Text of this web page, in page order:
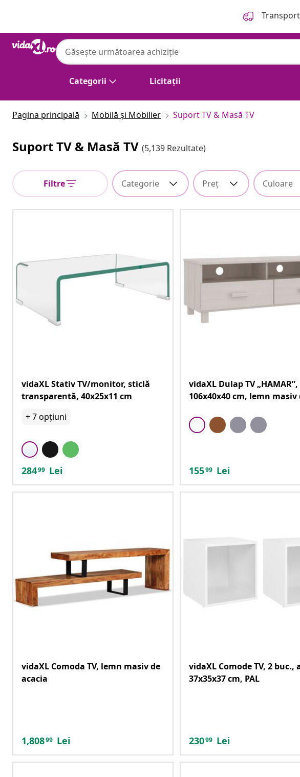
Categorii Licitații
Pagina principală Mobilă și Mobilier Suport TV & Masă TV
Suport TV & Masă TV (5,139 Rezultate)
Filtre Categorie Preț Culoare
vidaXL Stativ TV/monitor, sticlă
transparentă, 40x25x11 cm
+7opțiuni
28499 Lei
vidaXL Dulap TV
106x40x40 cm, lemn masiv
15599 Lei
vidaXL Comoda TV, lemn masiv de
acacia
1,80899 Lei
vidaXL Comode TV, 2 buc.,
37x35x37 cm, PAL
23099 Lei